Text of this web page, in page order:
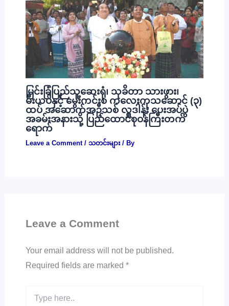
မြင်းခြံပြည်သူ့ဆေးရုံ၊ သုခိတာ သားဖွား၊
မီးယပ်နှင့် မွေးကင်းစ ကလေးကုသဆောင် (၃)
ထပ် အဆောက်အဦသစ် လှူဒါန်း ပေးအပ်ပွဲ
အခမ်းအနားသို့ ပြည်ထောင်စုဝန်ကြီးတက်
ရောက်
Leave a Comment / သတင်းများ/ By
Leave a Comment
Your email address will not be published.
Required fields are marked *
here..